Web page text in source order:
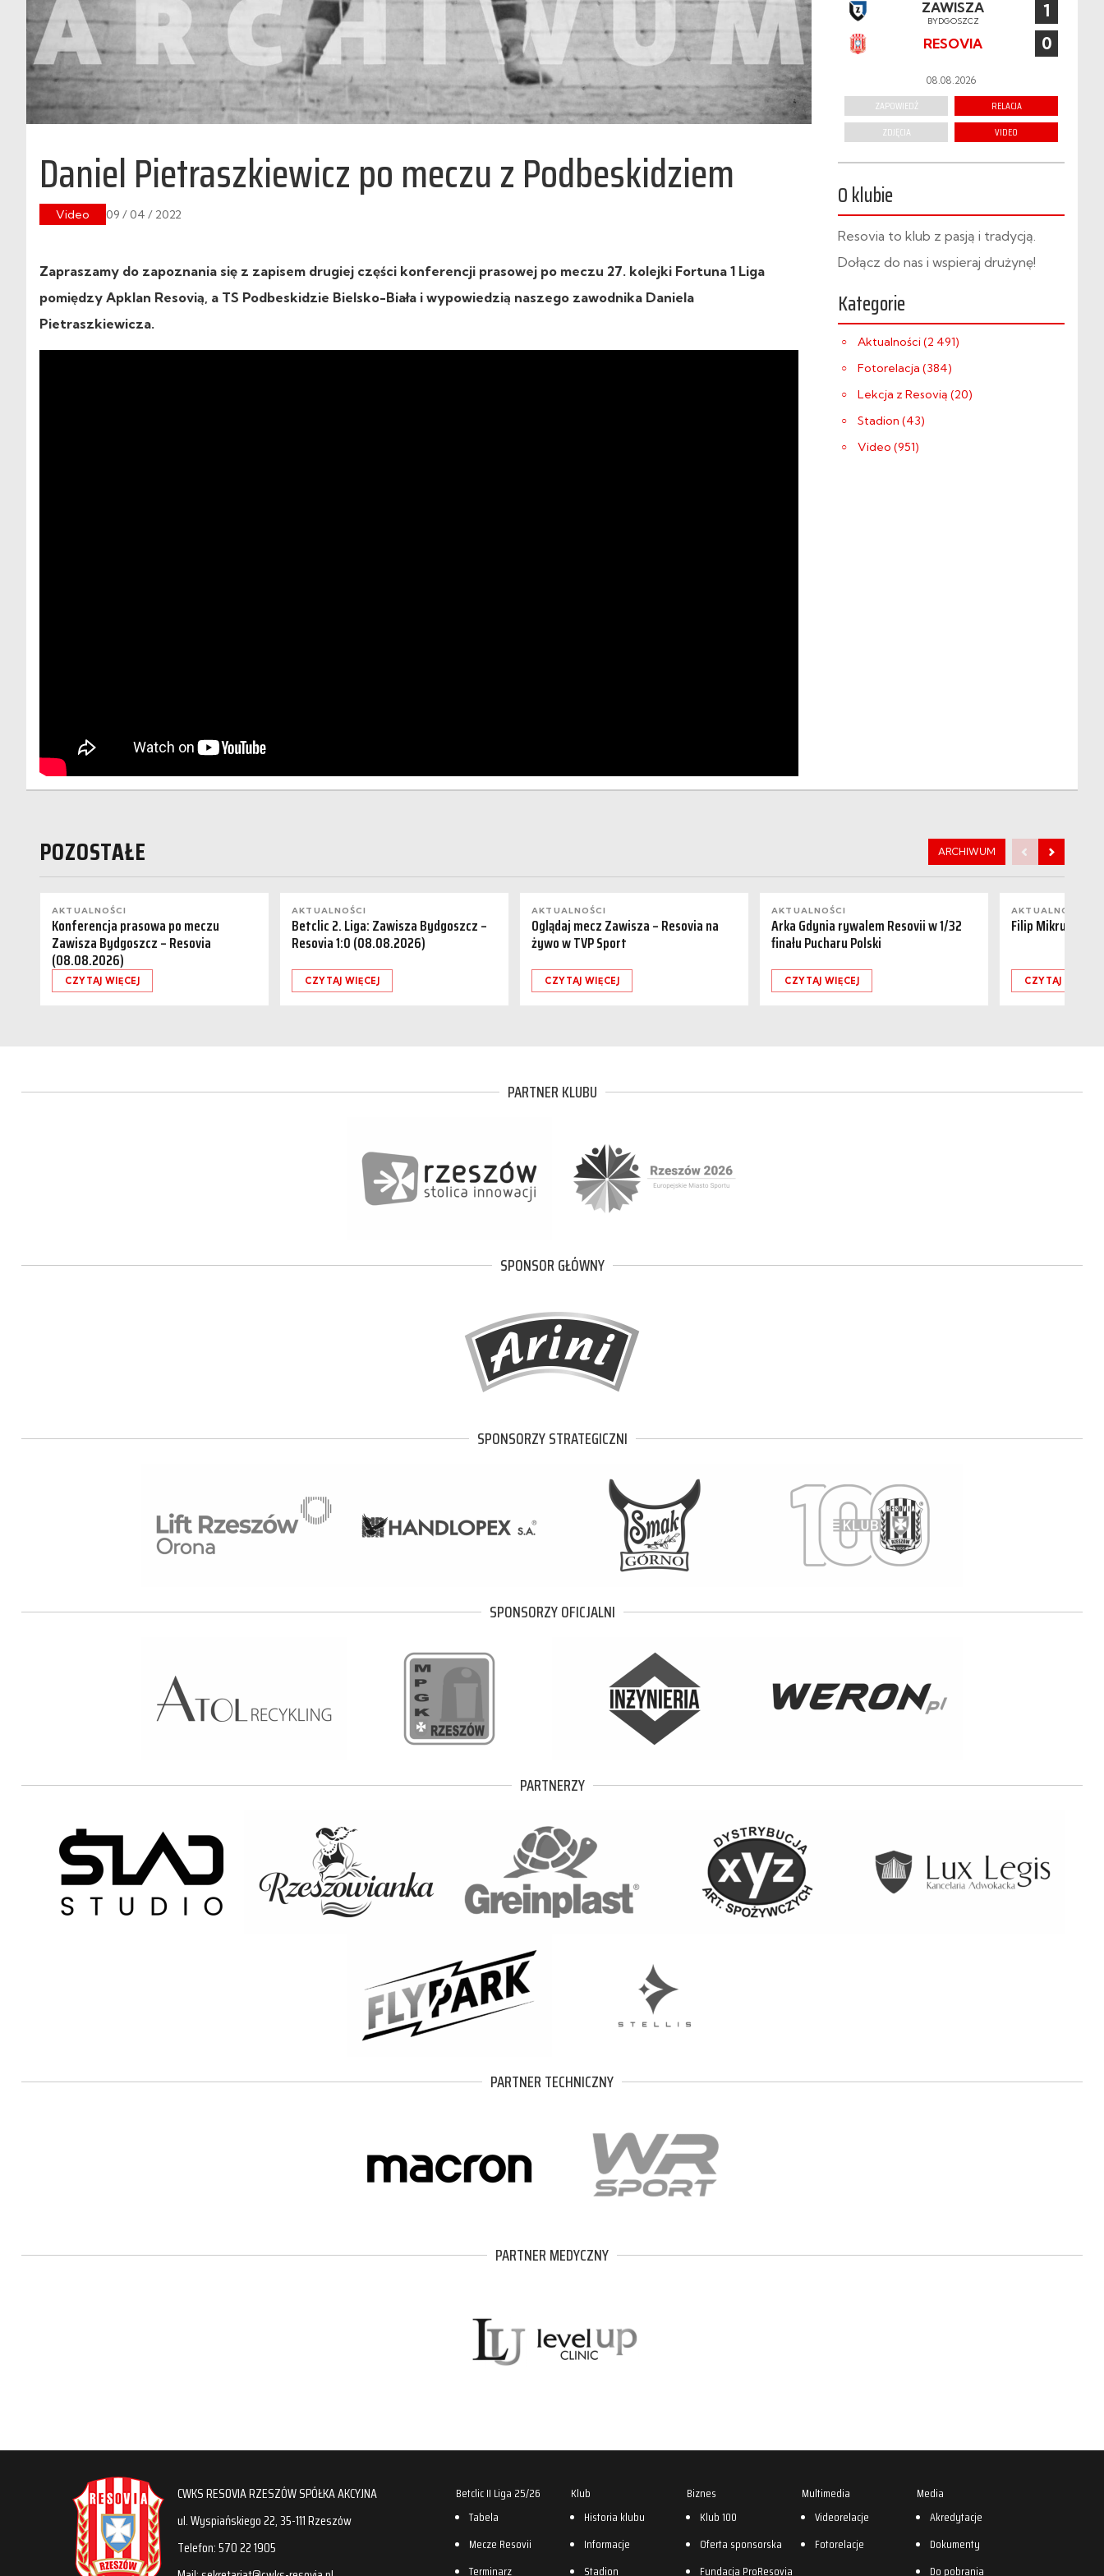
Daniel Pietraszkiewicz po meczu z Podbeskidziem
Video 09 / 04 / 2022
Zapraszamy do zapoznania się z zapisem drugiej części konferencji prasowej po meczu 27. kolejki Fortuna 1 Liga
pomiędzy Apklan Resovią, a TS Podbeskidzie Bielsko-Biała i wypowiedzią naszego zawodnika Daniela
Pietraszkiewicza.
ZAWISZA
BYDGOSZCZ 1
RESOVIA 0
08.08.2026
ZAPOWIEDŹ
RELACJA
ZDJĘCIA
VIDEO
O klubie
Resovia to klub z pasją i tradycją.
Dołącz do nas i wspieraj drużynę!
Kategorie
Aktualności (2 491)
Fotorelacja (384)
Lekcja z Resovią (20)
Stadion (43)
Video (951)
POZOSTAŁE ARCHIWUM
AKTUALNOŚCI
Konferencja prasowa po meczu
Zawisza Bydgoszcz – Resovia
(08.08.2026)
CZYTAJ WIĘCEJ
AKTUALNOŚCI
Betclic 2. Liga: Zawisza Bydgoszcz –
Resovia 1:0 (08.08.2026)
CZYTAJ WIĘCEJ
AKTUALNOŚCI
Oglądaj mecz Zawisza – Resovia na
żywo w TVP Sport
CZYTAJ WIĘCEJ
AKTUALNOŚCI
Arka Gdynia rywalem Resovii w 1/32
finału Pucharu Polski
CZYTAJ WIĘCEJ
AKTUALNOŚCI
Filip Mikrut
CZYTAJ WIĘCEJ
PARTNER KLUBU
SPONSOR GŁÓWNY
SPONSORZY STRATEGICZNI
SPONSORZY OFICJALNI
PARTNERZY
PARTNER TECHNICZNY
PARTNER MEDYCZNY
CWKS RESOVIA RZESZÓW SPÓŁKA AKCYJNA
ul. Wyspiańskiego 22, 35-111 Rzeszów
Telefon: 570 22 1905
Betclic II Liga 25/26
Tabela
Mecze Resovii
Terminarz
Klub
Historia klubu
Informacje
Stadion
Biznes
Klub 100
Oferta sponsorska
Fundacja ProResovia
Multimedia
Videorelacje
Fotorelacje
Media
Akredytacje
Dokumenty
Do pobrania